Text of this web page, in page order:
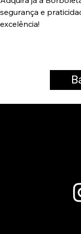
segurança e
excelência!